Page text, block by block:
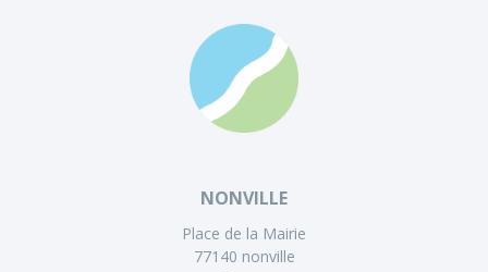
NONVILLE
Place de la Mairie
77140 nonville